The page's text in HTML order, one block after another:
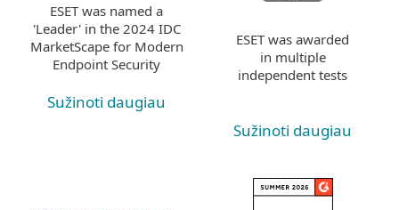
ESET was named a
'Leader' in the 2024 IDC
MarketScape for Modern
Endpoint Security
Sužinoti daugiau
ESET was awarded
in multiple
independent tests
Sužinoti daugiau